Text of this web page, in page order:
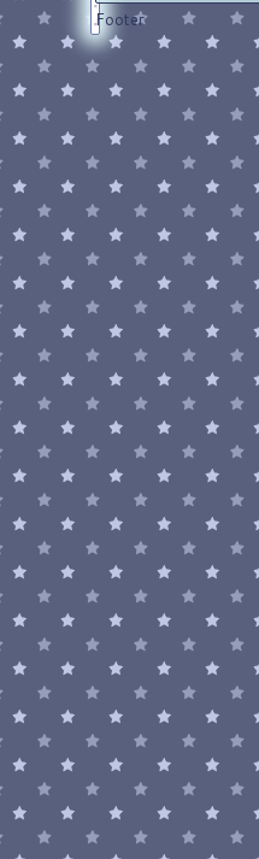
Footer